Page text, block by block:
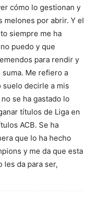
cómo lo gestionan y
melones por abrir. Y el
siempre me ha
puedo y que
para rendir y
Me refiero a
suelo decirle a mis
se ha gastado lo
títulos de Liga en
ACB. Se ha
que lo ha hecho
y me da que esta
les da para ser,